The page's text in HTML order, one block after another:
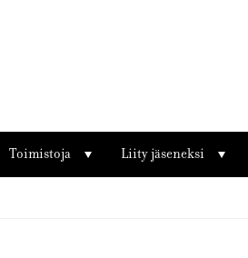
Toimistoja Liity jäseneksi